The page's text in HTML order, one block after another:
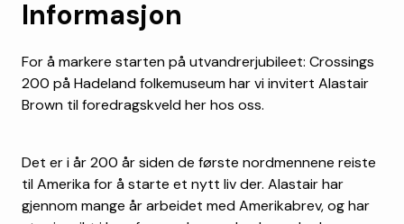
Informasjon
For å markere starten på utvandrerjubileet: Crossings
200 på Hadeland folkemuseum har vi invitert Alastair
Brown til foredragskveld her hos oss.
Det er i år 200 år siden de første nordmennene reiste
til Amerika for å starte et nytt liv der. Alastair har
gjennom mange år arbeidet med Amerikabrev, og har